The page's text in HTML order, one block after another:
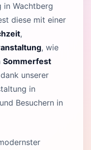
in Wachtberg
diese mit einer
,
, wie
Sommerfest
unserer
in
Besuchern in